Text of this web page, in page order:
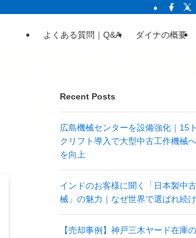
よくある質問｜Q&A ダイナの概要
Recent Posts
広島機械センターを設備強化｜15
クリフト導入で大型中古工作機械
を向上
インドのお客様に聞く「日本製中
械」の魅力｜なぜ世界で選ばれ続
【売却事例】神戸三木ヤード在庫